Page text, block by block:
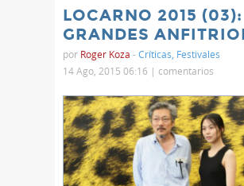
LOCARNO 2015 (03):
GRANDES
por Roger Koza -Críticas Festivales
14 Ago, 2015 06:16 | comentarios